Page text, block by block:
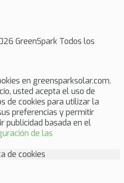
GreenSpark Todos los
en greensparksolar.com.
usted acepta el uso de
de cookies para utilizar la
preferencias y permitir
publicidad basada en el
de las
de cookies